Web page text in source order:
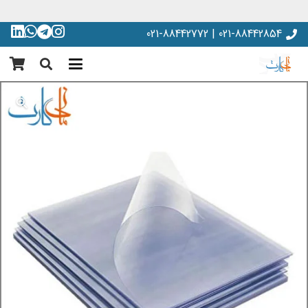
021-88442854 | 021-88442772